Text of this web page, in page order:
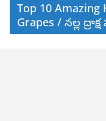
Top 10 Amazing
Grapes / నల్ల